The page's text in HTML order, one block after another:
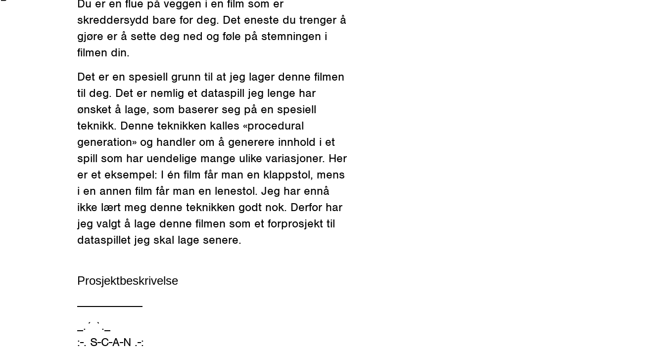
Du er en flue på veggen i en film som er
skreddersydd bare for deg. Det eneste du trenger å
gjøre er å sette deg ned og føle på stemningen i
filmen din.
Det er en spesiell grunn til at jeg lager denne filmen
til deg. Det er nemlig et dataspill jeg lenge har
ønsket å lage, som baserer seg på en spesiell
teknikk. Denne teknikken kalles «procedural
generation» og handler om å generere innhold i et
spill som har uendelige mange ulike variasjoner. Her
er et eksempel: I én film får man en klappstol, mens
i en annen film får man en lenestol. Jeg har ennå
ikke lært meg denne teknikken godt nok. Derfor har
jeg valgt å lage denne filmen som et forprosjekt til
dataspillet jeg skal lage senere.
Prosjektbeskrivelse
_.´ `._
:-. S-C-A-N .-: